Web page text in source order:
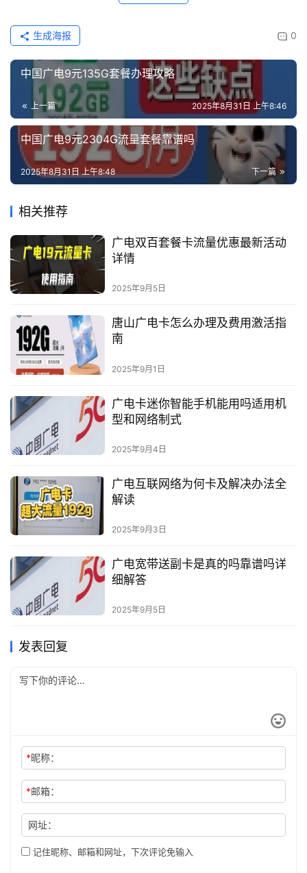
0
生成海报
中国广电9元135G套餐办理攻略
上一篇 2025年8月31日 上午8:46
中国广电9元2304G流量套餐靠谱吗
下一篇
2025年8月31日 上午8:48
相关推荐
广电双百套餐卡流量优惠最新活动
详情
2025年9月5日
唐山广电卡怎么办理及费用激活指
南
2025年9月1日
广电卡迷你智能手机能用吗适用机
型和网络制式
2025年9月4日
广电互联网络为何卡及解决办法全
解读
2025年9月3日
广电宽带送副卡是真的吗靠谱吗详
细解答
2025年9月5日
发表回复
*昵称：
*邮箱：
网址：
记住昵称、邮箱和网址，下次评论免输入